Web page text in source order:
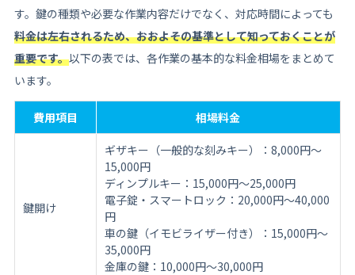
す。鍵の種類や必要な作業内容だけでなく、対応時間によっても
料金は左右されるため、おおよその基準として知っておくことが
重要です。以下の表では、各作業の基本的な料金相場をまとめて
います。
費用項目 相場料金
鍵開け
ギザキー（一般的な刻みキー）：8,000円〜
15,000円
ディンプルキー：15,000円〜25,000円
電子錠・スマートロック：20,000円〜40,000
円
車の鍵（イモビライザー付き）：15,000円〜
35,000円
金庫の鍵：10,000円〜30,000円